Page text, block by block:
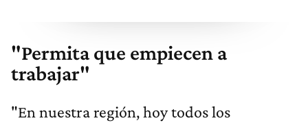
"Permita que empiecen a
trabajar"
"En nuestra región, hoy todos los